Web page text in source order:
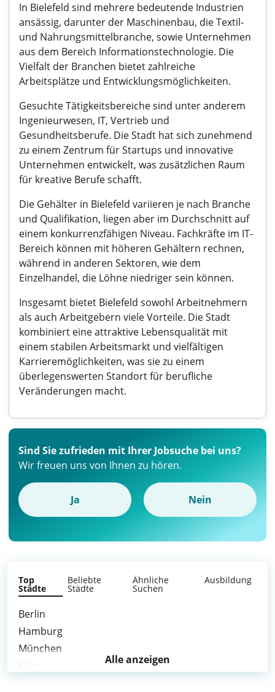
In Bielefeld sind mehrere bedeutende Industrien
ansässig, darunter der Maschinenbau, die Textil-
und Nahrungsmittelbranche, sowie Unternehmen
aus dem Bereich Informationstechnologie. Die
Vielfalt der Branchen bietet zahlreiche
Arbeitsplätze und Entwicklungsmöglichkeiten.
Gesuchte Tätigkeitsbereiche sind unter anderem
Ingenieurwesen, IT, Vertrieb und
Gesundheitsberufe. Die Stadt hat sich zunehmend
zu einem Zentrum für Startups und innovative
Unternehmen entwickelt, was zusätzlichen Raum
für kreative Berufe schafft.
Die Gehälter in Bielefeld variieren je nach Branche
und Qualifikation, liegen aber im Durchschnitt auf
einem konkurrenzfähigen Niveau. Fachkräfte im IT-
Bereich können mit höheren Gehältern rechnen,
während in anderen Sektoren, wie dem
Einzelhandel, die Löhne niedriger sein können.
Insgesamt bietet Bielefeld sowohl Arbeitnehmern
als auch Arbeitgebern viele Vorteile. Die Stadt
kombiniert eine attraktive Lebensqualität mit
einem stabilen Arbeitsmarkt und vielfältigen
Karrieremöglichkeiten, was sie zu einem
überlegenswerten Standort für berufliche
Veränderungen macht.
Sind Sie zufrieden mit Ihrer Jobsuche bei uns?
Wir freuen uns von Ihnen zu hören.
Ja Nein
Top
Städte
Beliebte
Städte
Ähnliche
Suchen
Ausbildung
Berlin
Hamburg
München
Alle anzeigen